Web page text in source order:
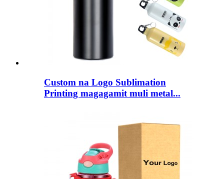
Custom na Logo Sublimation
Printing magagamit muli metal...